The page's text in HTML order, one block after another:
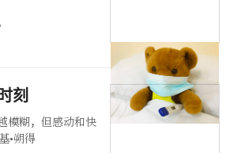
刻
模糊，但感动和快
•朔得